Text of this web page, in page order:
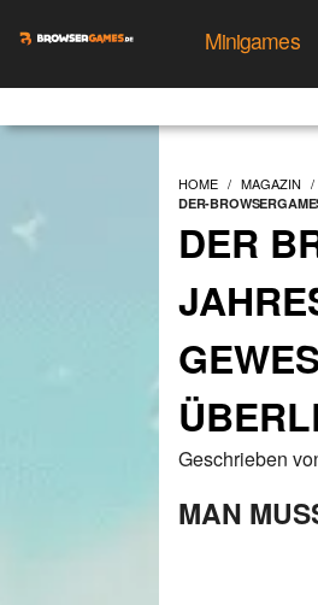
Minigames
HOME MAGAZIN
DER-
DER
Geschrieben
MAN